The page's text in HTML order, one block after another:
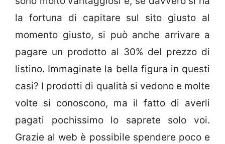
la fortuna di capitare sul sito giusto al
momento giusto, si può anche arrivare a
pagare un prodotto al 30% del prezzo di
listino. Immaginate la bella figura in questi
casi? I prodotti di qualità si vedono e molte
volte si conoscono, ma il fatto di averli
pagati pochissimo lo saprete solo voi.
Grazie al web è possibile spendere poco e